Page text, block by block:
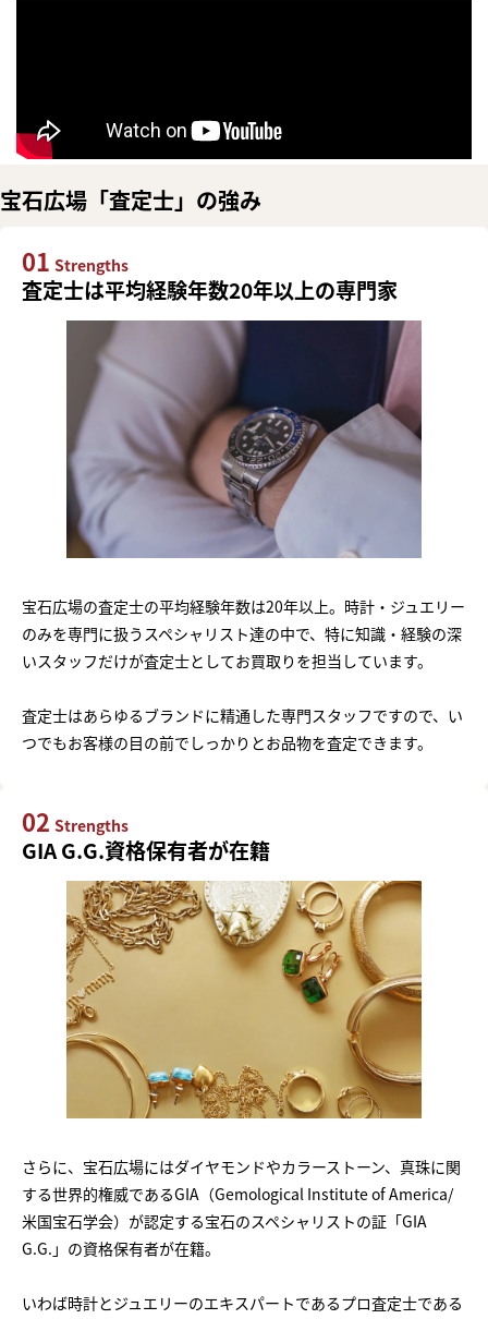
宝石広場「査定士」の強み
01 Strengths
査定士は平均経験年数20年以上の専門家
宝石広場の査定士の平均経験年数は20年以上。時計・ジュエリー
のみを専門に扱うスペシャリスト達の中で、特に知識・経験の深
いスタッフだけが査定士としてお買取りを担当しています。
査定士はあらゆるブランドに精通した専門スタッフですので、い
つでもお客様の目の前でしっかりとお品物を査定できます。
02 Strengths
GIA G.G.資格保有者が在籍
さらに、宝石広場にはダイヤモンドやカラーストーン、真珠に関
する世界的権威であるGIA（Gemological Institute of America/
米国宝石学会）が認定する宝石のスペシャリストの証「GIA
G.G.」の資格保有者が在籍。
いわば時計とジュエリーのエキスパートであるプロ査定士である